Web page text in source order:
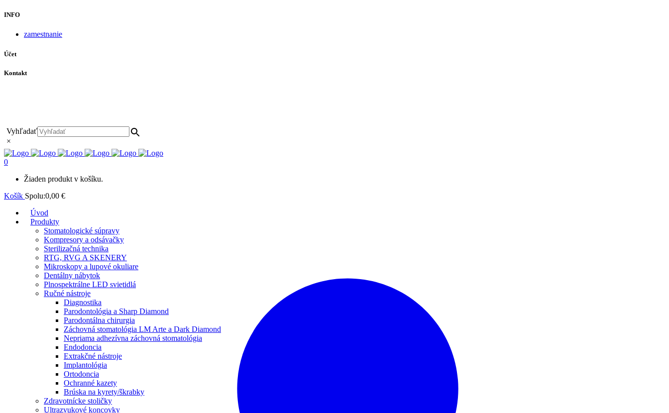
INFO
zamestnanie
Účet
Kontakt
Vyhľadať
×
0
Žiaden produkt v košíku.
Košík Spolu:0,00 €
Úvod
Produkty
Stomatologické súpravy
Kompresory a odsávačky
Sterilizačná technika
RTG, RVG A SKENERY
Mikroskopy a lupové okuliare
Dentálny nábytok
Plnospektrálne LED svietidlá
Ručné nástroje
Diagnostika
Parodontológia a Sharp Diamond
Parodontálna chirurgia
Záchovná stomatológia LM Arte a Dark Diamond
Nepriama adhezívna záchovná stomatológia
Endodoncia
Extrakčné nástroje
Implantológia
Ortodoncia
Ochranné kazety
Brúska na kyrety/škrabky
Zdravotnícke stoličky
Ultrazvukové koncovky